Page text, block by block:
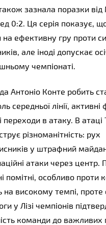
також зазнала поразки
0:2. Ця серія показує,
на ефективну гру проти
але іноді допускає
чемпіонаті.
Антоніо Конте робить
середньої лінії, активні
переходи в атаку. В атаці
різноманітність: рух
у штрафний
атаки через центр.
помітні, особливо проти
на високому темпі, проте
у Лізі чемпіонів
команди до важливих